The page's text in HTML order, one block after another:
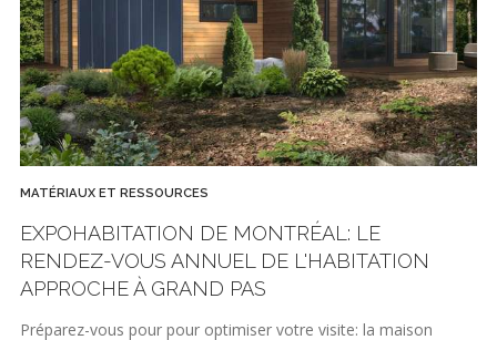
MATÉRIAUX ET RESSOURCES
EXPOHABITATION DE MONTRÉAL: LE
RENDEZ-VOUS ANNUEL DE L'HABITATION
APPROCHE À GRAND PAS
Préparez-vous pour pour optimiser votre visite: la maison